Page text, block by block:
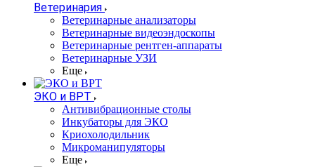
Ветеринария
Ветеринарные анализаторы
Ветеринарные видеоэндоскопы
Ветеринарные рентген-аппараты
Ветеринарные УЗИ
Еще
ЭКО и ВРТ
Антивибрационные столы
Инкубаторы для ЭКО
Криохолодильник
Микроманипуляторы
Еще